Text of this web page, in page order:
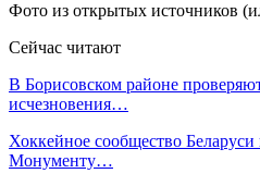
Фото из открытых источников
Сейчас читают
В Борисовском районе проверяют
исчезновения…
Хоккейное сообщество
Монументу…